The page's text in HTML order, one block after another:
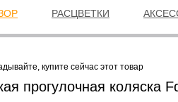
РАСЦВЕТКИ
купите сейчас этот товар
прогулочная коляска